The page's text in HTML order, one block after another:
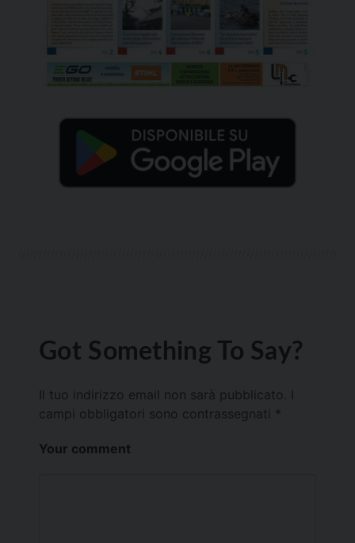
Got Something To Say?
Il tuo indirizzo email non sarà pubblicato.
campi obbligatori sono contrassegnati *
Your comment